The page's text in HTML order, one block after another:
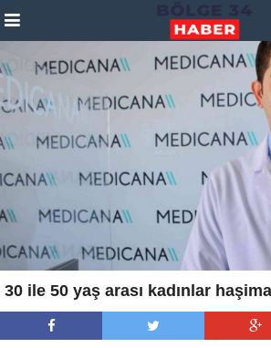
30 ile 50 yaş arası kadınlar